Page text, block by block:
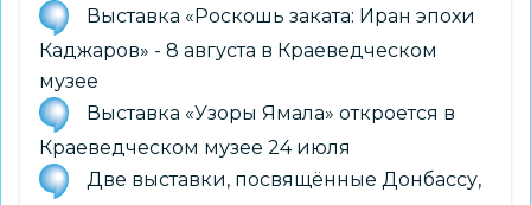
Выставка «Роскошь заката: Иран эпохи
Каджаров» - 8 августа в Краеведческом
музее
Выставка «Узоры Ямала» откроется в
Краеведческом музее 24 июля
Две выставки, посвящённые Донбассу,